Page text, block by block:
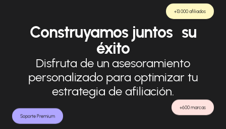
Soporte Premium
+600 marcas
+13.000 afiliados
Construyamos juntos su
éxito
Disfruta de un asesoramiento
personalizado para optimizar tu
estrategia de afiliación.